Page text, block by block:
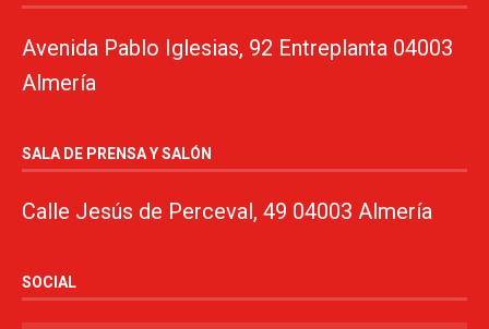
Avenida Pablo Iglesias, 92 Entreplanta 04003
Almería
SALA DE PRENSA Y SALÓN
Calle Jesús de Perceval, 49 04003 Almería
SOCIAL